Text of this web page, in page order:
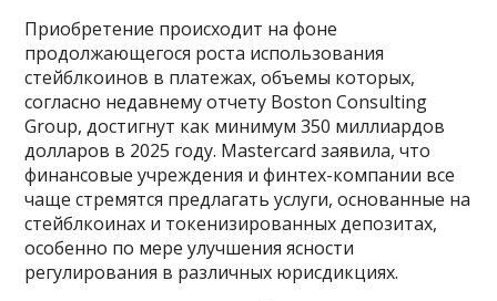
Приобретение происходит на фоне
продолжающегося роста использования
стейблкоинов в платежах, объемы которых,
согласно недавнему отчету Boston Consulting
Group, достигнут как минимум 350 миллиардов
долларов в 2025 году. Mastercard заявила, что
финансовые учреждения и финтех-компании все
чаще стремятся предлагать услуги, основанные на
стейблкоинах и токенизированных депозитах,
особенно по мере улучшения ясности
регулирования в различных юрисдикциях.